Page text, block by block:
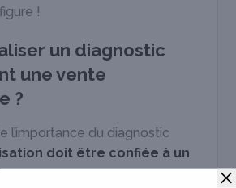
!
un diagnostic
une vente
?
l’importance du diagnostic
doit être confiée à un
.